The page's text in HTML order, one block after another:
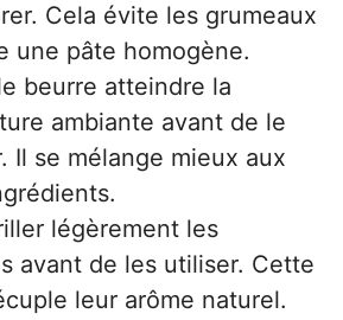
Cela évite les grumeaux
une pâte homogène.
beurre atteindre la
ambiante avant de le
Il se mélange mieux aux
légèrement les
avant de les utiliser. Cette
leur arôme naturel.